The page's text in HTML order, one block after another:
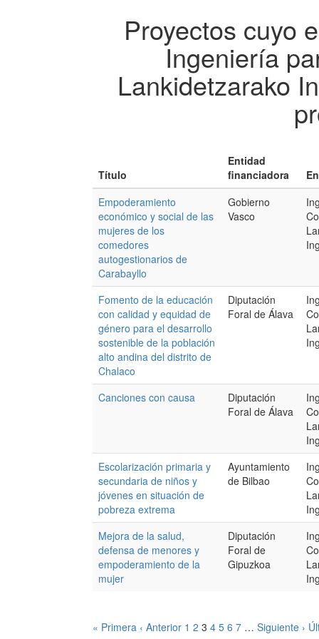
Proyectos cuyo
Ingeniería
Lankidetzarako
Título
Entidad
financiadora
Empoderamiento
económico y social de las
mujeres de los
comedores
autogestionarios de
Carabayllo
Gobierno
Vasco
Fomento de la educación
con calidad y equidad de
género para el desarrollo
sostenible de la población
alto andina del distrito de
Chalaco
Diputación
Foral de Álava
Canciones con causa
Diputación
Foral de Álava
Escolarización primaria y
secundaria de niños y
jóvenes en situación de
pobreza extrema
Ayuntamiento
de Bilbao
Mejora de la salud,
defensa de menores y
empoderamiento de la
mujer
Diputación
Foral de
Gipuzkoa
« Primera ‹ Anterior 1 2 3 4 5 6 7 … Siguiente ›